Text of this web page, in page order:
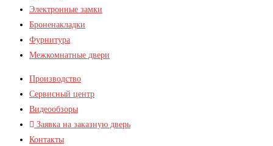
Электронные замки
Броненакладки
Фурнитура
Межкомнатные двери
Производство
Сервисный центр
Видеообзоры
Заявка на заказную дверь
Контакты